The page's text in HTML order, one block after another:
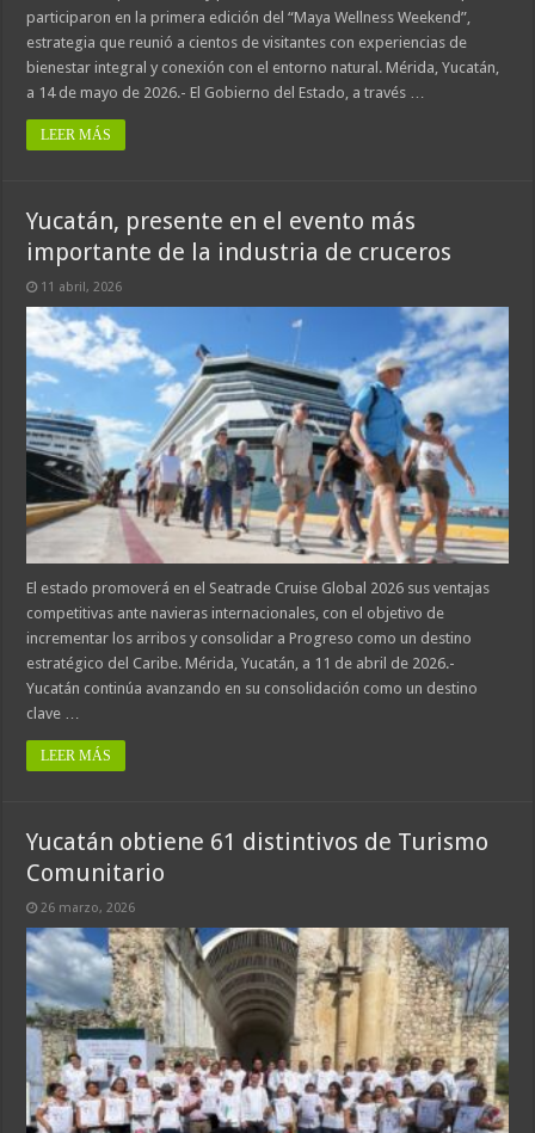
participaron en la primera edición del “Maya Wellness Weekend”,
estrategia que reunió a cientos de visitantes con experiencias de
bienestar integral y conexión con el entorno natural. Mérida, Yucatán,
a 14 de mayo de 2026.- El Gobierno del Estado, a través …
LEER MÁS
Yucatán, presente en el evento más
importante de la industria de cruceros
11 abril, 2026
El estado promoverá en el Seatrade Cruise Global 2026 sus ventajas
competitivas ante navieras internacionales, con el objetivo de
incrementar los arribos y consolidar a Progreso como un destino
estratégico del Caribe. Mérida, Yucatán, a 11 de abril de 2026.-
Yucatán continúa avanzando en su consolidación como un destino
clave …
LEER MÁS
Yucatán obtiene 61 distintivos de Turismo
Comunitario
26 marzo, 2026